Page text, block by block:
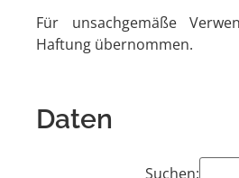
Für unsachgemäße
Haftung übernommen.
Daten
Suchen: